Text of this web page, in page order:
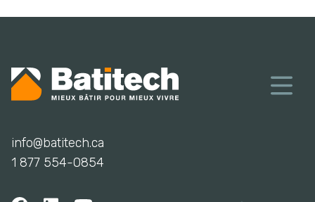
info@batitech.ca
1 877 554-0854